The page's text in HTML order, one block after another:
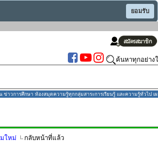
ยอมรับ
ค้นหาทุกอย่าง
าวการศึกษา ห้องสมุดความรู้ทุกกลุ่มสาระการเรียนรู้ และความรู้ทั่วไป เ
ใหม่ กลับหน้าที่แล้ว